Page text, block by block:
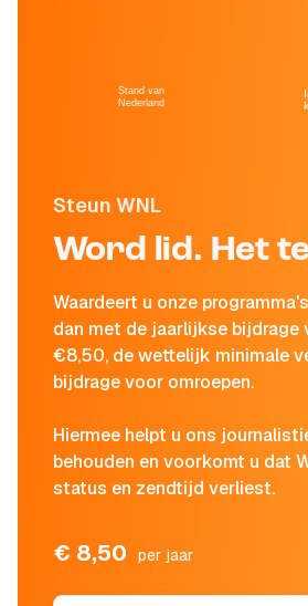
Steun WNL
Word lid. Het
Waardeert u onze
dan met de jaarlijkse bijdrage
€8,50, de wettelijk minimale
bijdrage voor omroepen.
Hiermee helpt u ons
behouden en voorkomt u dat
status en zendtijd verliest.
€ 8,50 per jaar
Stand van
Nederland